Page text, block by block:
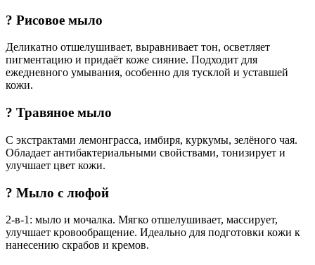
? Рисовое мыло
Деликатно отшелушивает, выравнивает тон, осветляет
пигментацию и придаёт коже сияние. Подходит для
ежедневного умывания, особенно для тусклой и уставшей
кожи.
? Травяное мыло
С экстрактами лемонграсса, имбиря, куркумы, зелёного чая.
Обладает антибактериальными свойствами, тонизирует и
улучшает цвет кожи.
? Мыло с люфой
2-в-1: мыло и мочалка. Мягко отшелушивает, массирует,
улучшает кровообращение. Идеально для подготовки кожи к
нанесению скрабов и кремов.